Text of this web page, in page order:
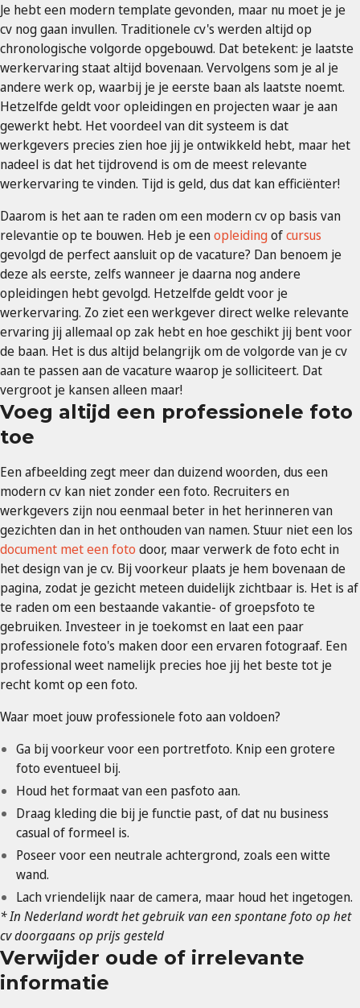
Je hebt een modern template gevonden, maar nu moet je je
cv nog gaan invullen. Traditionele cv's werden altijd op
chronologische volgorde opgebouwd. Dat betekent: je laatste
werkervaring staat altijd bovenaan. Vervolgens som je al je
andere werk op, waarbij je je eerste baan als laatste noemt.
Hetzelfde geldt voor opleidingen en projecten waar je aan
gewerkt hebt. Het voordeel van dit systeem is dat
werkgevers precies zien hoe jij je ontwikkeld hebt, maar het
nadeel is dat het tijdrovend is om de meest relevante
werkervaring te vinden. Tijd is geld, dus dat kan efficiënter!
Daarom is het aan te raden om een modern cv op basis van
relevantie op te bouwen. Heb je eenopleidingofcursus
gevolgd de perfect aansluit op de vacature? Dan benoem je
deze als eerste, zelfs wanneer je daarna nog andere
opleidingen hebt gevolgd. Hetzelfde geldt voor je
werkervaring. Zo ziet een werkgever direct welke relevante
ervaring jij allemaal op zak hebt en hoe geschikt jij bent voor
de baan. Het is dus altijd belangrijk om de volgorde van je cv
aan te passen aan de vacature waarop je solliciteert. Dat
vergroot je kansen alleen maar!
Voeg altijd een professionele foto
toe
Een afbeelding zegt meer dan duizend woorden, dus een
modern cv kan niet zonder een foto. Recruiters en
werkgevers zijn nou eenmaal beter in het herinneren van
gezichten dan in het onthouden van namen. Stuur niet een los
document met een foto door, maar verwerk de foto echt in
het design van je cv. Bij voorkeur plaats je hem bovenaan de
pagina, zodat je gezicht meteen duidelijk zichtbaar is. Het is af
te raden om een bestaande vakantie- of groepsfoto te
gebruiken. Investeer in je toekomst en laat een paar
professionele foto's maken door een ervaren fotograaf. Een
professional weet namelijk precies hoe jij het beste tot je
recht komt op een foto.
Waar moet jouw professionele foto aan voldoen?
Ga bij voorkeur voor een portretfoto. Knip een grotere
foto eventueel bij.
Houd het formaat van een pasfoto aan.
Draag kleding die bij je functie past, of dat nu business
casual of formeel is.
Poseer voor een neutrale achtergrond, zoals een witte
wand.
Lach vriendelijk naar de camera, maar houd het ingetogen.
* In Nederland wordt het gebruik van een spontane foto op het
cv doorgaans op prijs gesteld
Verwijder oude of irrelevante
informatie